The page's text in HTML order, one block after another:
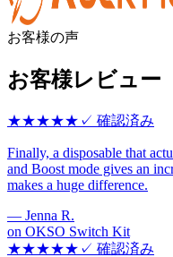
お客様の声
お客様レビュー
★★★★★ ✓ 確認済み
Finally, a disposable that
and Boost mode gives an
makes a huge difference.
— Jenna R.
on OKSO Switch Kit
★★★★★ ✓ 確認済み